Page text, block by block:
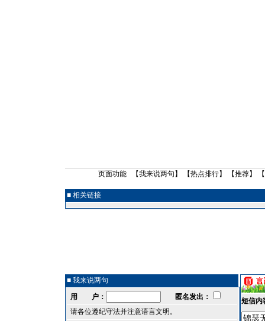
页面功能 【我来说两句 】 【热点排行】 【推荐】
■ 相关链接
■ 我来说两句
用 户：
匿名发出：
请各位遵纪守法并注意语言文明。
短信内